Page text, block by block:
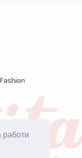
работи